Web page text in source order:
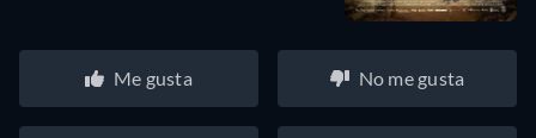
Me gusta No me gusta